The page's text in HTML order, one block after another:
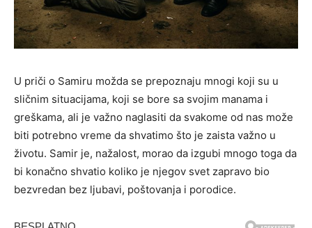
U priči o Samiru možda se prepoznaju mnogi koji su u
sličnim situacijama, koji se bore sa svojim manama i
greškama, ali je važno naglasiti da svakome od nas može
biti potrebno vreme da shvatimo što je zaista važno u
životu. Samir je, nažalost, morao da izgubi mnogo toga da
bi konačno shvatio koliko je njegov svet zapravo bio
bezvredan bez ljubavi, poštovanja i porodice.